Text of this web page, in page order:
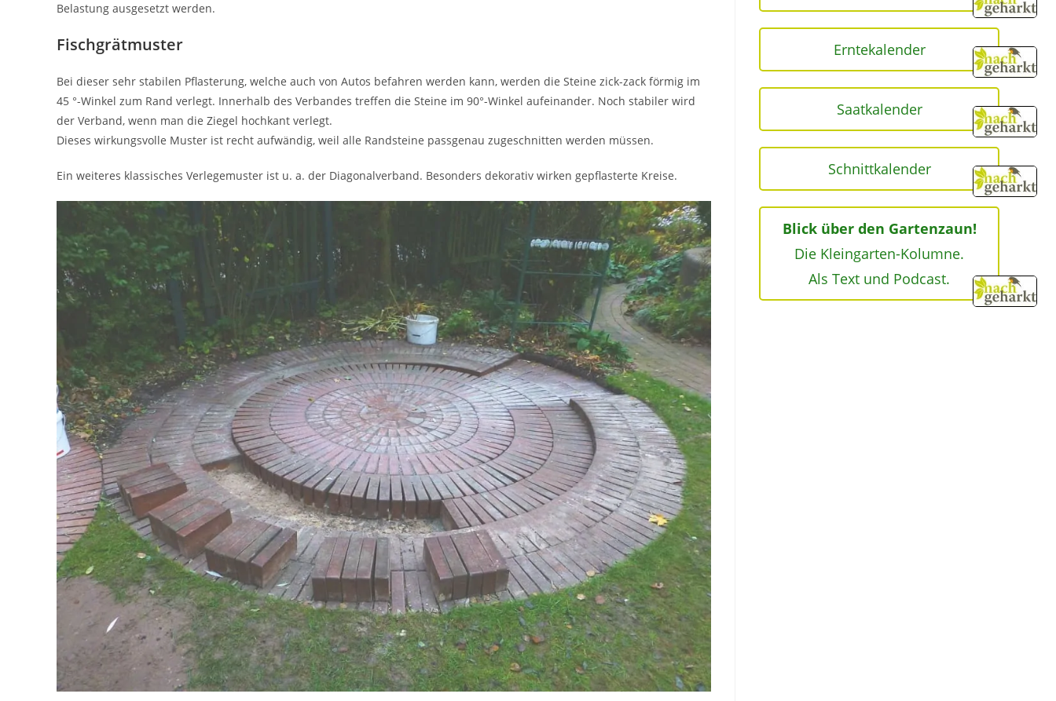
Belastung ausgesetzt werden.
Fischgrätmuster
Bei dieser sehr stabilen Pflasterung, welche auch von Autos befahren werden kann, werden die Steine zick-zack förmig im
45 °-Winkel zum Rand verlegt. Innerhalb des Verbandes treffen die Steine im 90°-Winkel aufeinander. Noch stabiler wird
der Verband, wenn man die Ziegel hochkant verlegt.
Dieses wirkungsvolle Muster ist recht aufwändig, weil alle Randsteine passgenau zugeschnitten werden müssen.
Ein weiteres klassisches Verlegemuster ist u. a. der Diagonalverband. Besonders dekorativ wirken gepflasterte Kreise.
Erntekalender
Saatkalender
Schnittkalender
Blick über den Gartenzaun!
Die Kleingarten-Kolumne.
Als Text und Podcast.